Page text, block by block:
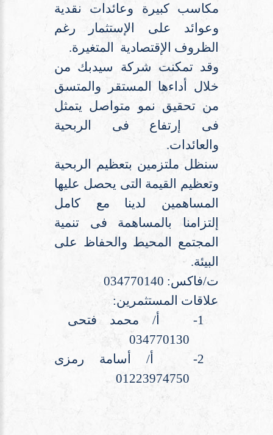
مكاسب كبيرة وعائدات نقدية
وعوائد على الإستثمار رغم
الظروف الإقتصادية المتغيرة.
وقد تمكنت شركة سيدبك من
خلال أداءها المستقر والمتسق
من تحقيق نمو متواصل يتمثل
فى إرتفاع فى الربحية
والعائدا ت.
سنظل ملتزمين بتعظيم الربحية
وتعظيم القيمة التى يحصل عليها
المساهمين لدينا
مع كامل
إلتزامنا بالمساهمة فى تنمية
المجتمع المحيط والحفاظ على
البيئة.
ت/فاكس: 034770140
علاقات المستثمرين:
1-
أ/ محمد فتحى
034770130
2-
أ/ أسامة رمزى
01223974750